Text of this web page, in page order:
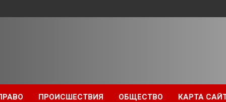
ПРОИСШЕСТВИЯ ОБЩЕСТВО КАРТА